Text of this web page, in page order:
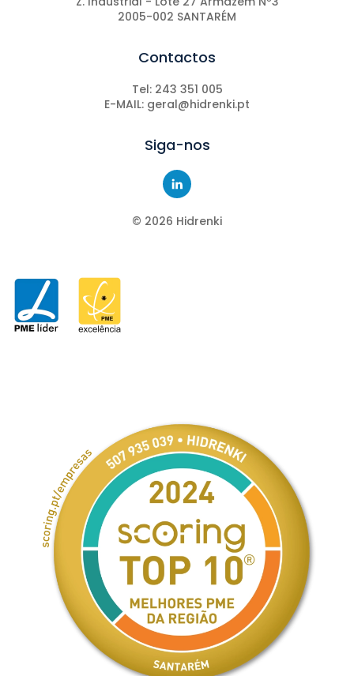
2005-002 SANTARÉM
Contactos
Tel: 243 351 005
E-MAIL: geral@hidrenki.pt
Siga-nos
© 2026 Hidrenki